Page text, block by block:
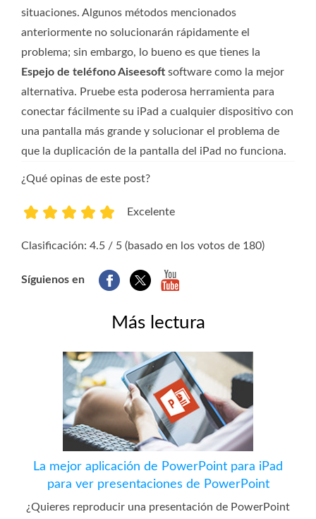
situaciones. Algunos métodos mencionados
anteriormente no solucionarán rápidamente el
problema; sin embargo, lo bueno es que tienes la
Espejo de teléfono Aiseesoft software como la mejor
alternativa. Pruebe esta poderosa herramienta para
conectar fácilmente su iPad a cualquier dispositivo con
una pantalla más grande y solucionar el problema de
que la duplicación de la pantalla del iPad no funciona.
¿Qué opinas de este post?
Excelente
Clasificación: 4.5 / 5 (basado en los votos de 180)
Síguienos en
Más lectura
La mejor aplicación de PowerPoint para iPad
para ver presentaciones de PowerPoint
¿Quieres reproducir una presentación de PowerPoint